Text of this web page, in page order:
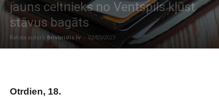
jauns celtnieks no Ventspils kļūst
stāvus bagāts
Raksta autors Brivbridis.lv - 02/05/2023
Otrdien, 18.